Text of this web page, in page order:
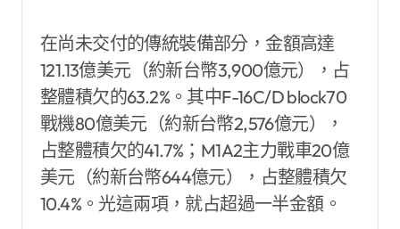
在尚未交付的傳統裝備部分，金額高達
121.13億美元（約新台幣3‚900億元），占
整體積欠的63.2%。其中F-16C/D block70
戰機80億美元（約新台幣2‚576億元），
占整體積欠的41.7%；M1A2主力戰車20億
美元（約新台幣644億元），占整體積欠
10.4%。光這兩項，就占超過一半金額。